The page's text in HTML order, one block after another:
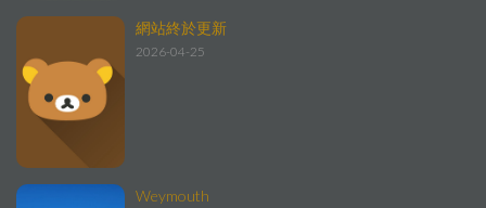
網站終於更新
2026-04-25
Weymouth